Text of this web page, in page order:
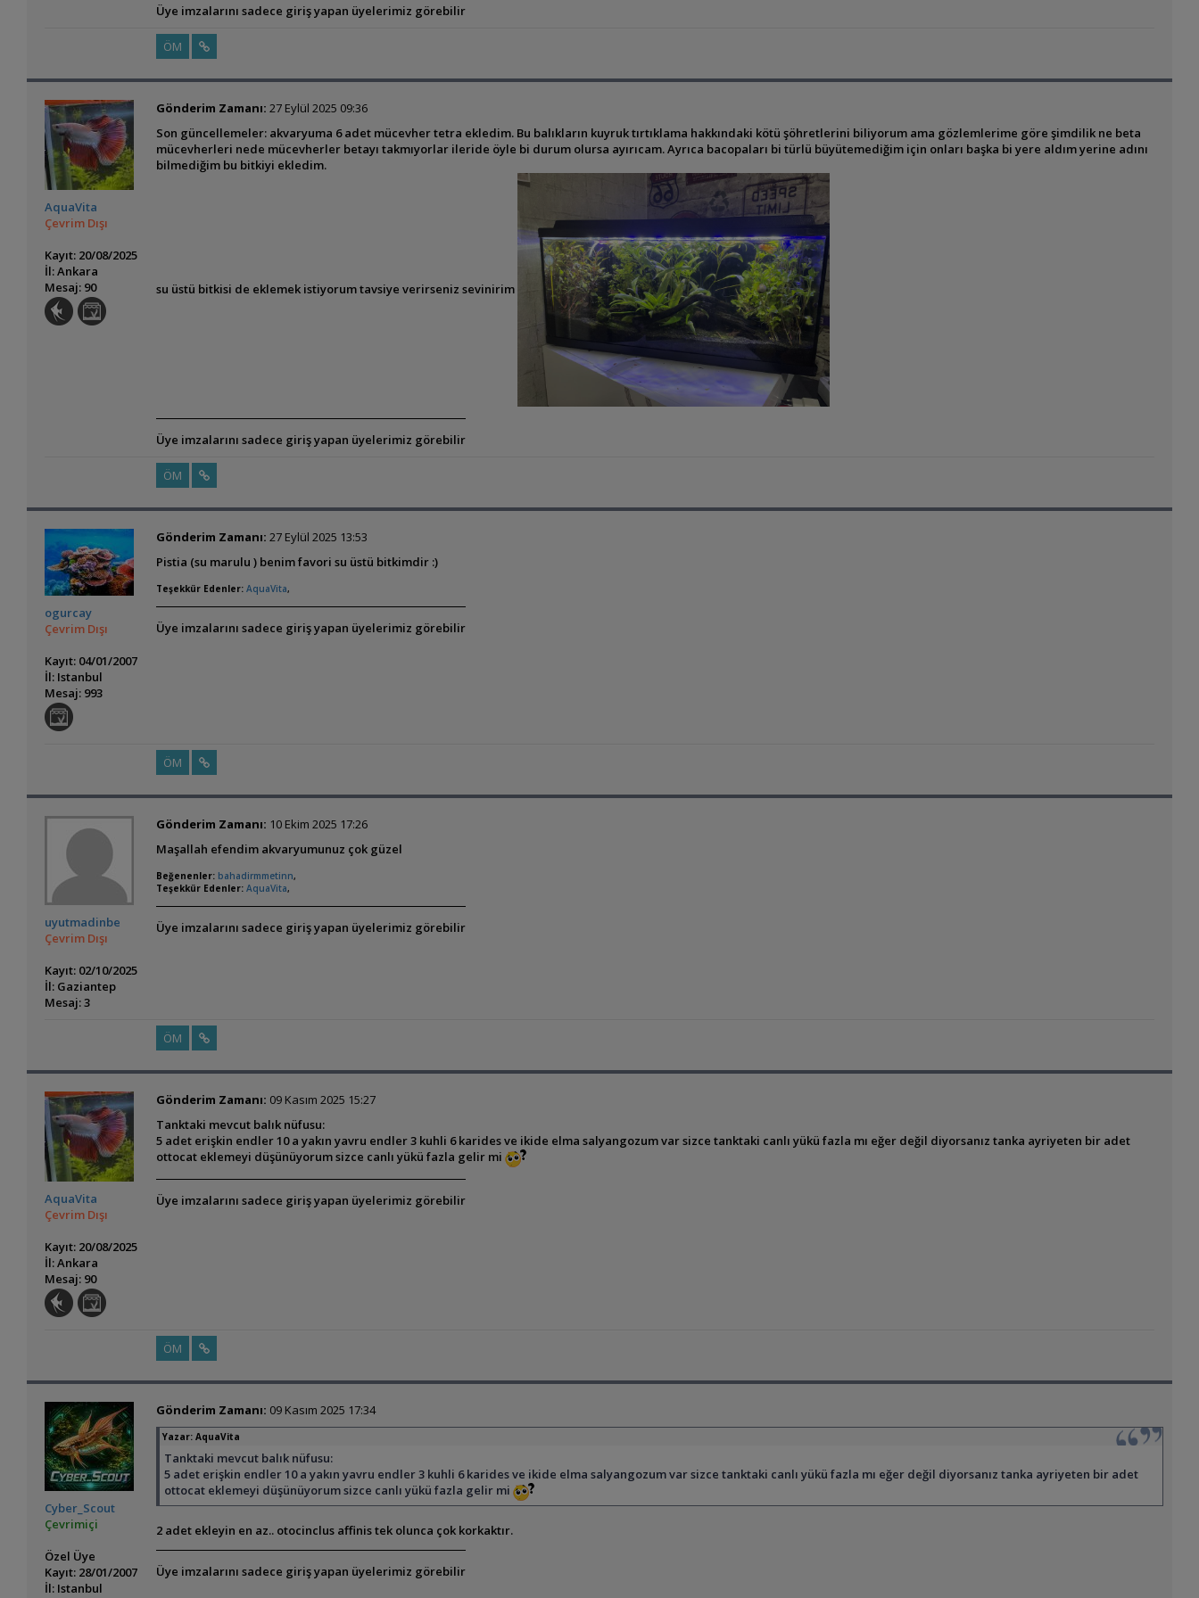
Üye imzalarını sadece giriş yapan üyelerimiz görebilir
ÖM
AquaVita
Çevrim Dışı
Kayıt: 20/08/2025
İl: Ankara
Mesaj: 90
Gönderim Zamanı: 27 Eylül 2025 09:36
Son güncellemeler: akvaryuma 6 adet mücevher tetra ekledim. Bu balıkların kuyruk tırtıklama hakkındaki kötü şöhretlerini biliyorum ama gözlemlerime göre şimdilik ne beta
mücevherleri nede mücevherler betayı takmıyorlar ileride öyle bi durum olursa ayırıcam. Ayrıca bacopaları bi türlü büyütemediğim için onları başka bi yere aldım yerine adını
bilmediğim bu bitkiyi ekledim.
su üstü bitkisi de eklemek istiyorum tavsiye verirseniz sevinirim
Üye imzalarını sadece giriş yapan üyelerimiz görebilir
ÖM
ogurcay
Çevrim Dışı
Kayıt: 04/01/2007
İl: Istanbul
Mesaj: 993
Gönderim Zamanı: 27 Eylül 2025 13:53
Pistia (su marulu ) benim favori su üstü bitkimdir :)
Teşekkür Edenler: AquaVita,
Üye imzalarını sadece giriş yapan üyelerimiz görebilir
ÖM
uyutmadinbe
Çevrim Dışı
Kayıt: 02/10/2025
İl: Gaziantep
Mesaj: 3
Gönderim Zamanı: 10 Ekim 2025 17:26
Maşallah efendim akvaryumunuz çok güzel
Beğenenler: bahadirmmetinn,
Teşekkür Edenler: AquaVita,
Üye imzalarını sadece giriş yapan üyelerimiz görebilir
ÖM
AquaVita
Çevrim Dışı
Kayıt: 20/08/2025
İl: Ankara
Mesaj: 90
Gönderim Zamanı: 09 Kasım 2025 15:27
Tanktaki mevcut balık nüfusu:
5 adet erişkin endler 10 a yakın yavru endler 3 kuhli 6 karides ve ikide elma salyangozum var sizce tanktaki canlı yükü fazla mı eğer değil diyorsanız tanka ayriyeten bir adet
ottocat eklemeyi düşünüyorum sizce canlı yükü fazla gelir mi
Üye imzalarını sadece giriş yapan üyelerimiz görebilir
ÖM
Cyber_Scout
Çevrimiçi
Özel Üye
Kayıt: 28/01/2007
İl: Istanbul
Gönderim Zamanı: 09 Kasım 2025 17:34
Yazar:AquaVita
Tanktaki mevcut balık nüfusu:
5 adet erişkin endler 10 a yakın yavru endler 3 kuhli 6 karides ve ikide elma salyangozum var sizce tanktaki canlı yükü fazla mı eğer değil diyorsanız tanka ayriyeten bir adet
ottocat eklemeyi düşünüyorum sizce canlı yükü fazla gelir mi
2 adet ekleyin en az.. otocinclus affinis tek olunca çok korkaktır.
Üye imzalarını sadece giriş yapan üyelerimiz görebilir